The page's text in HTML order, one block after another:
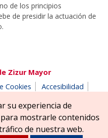
de los principios
de presidir la actuación de
Zizur Mayor
Cookies
Accesibilidad
31180 Zizur Mayor-Zizur
NAFARROA)
su experiencia de
mostrarle contenidos
de nuestra web.